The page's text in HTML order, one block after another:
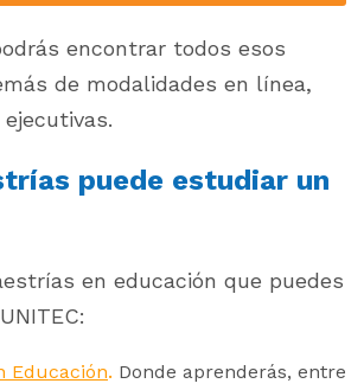
encontrar todos esos
de modalidades en línea,
puede estudiar un
en educación que puedes
Educación. Donde aprenderás, entre